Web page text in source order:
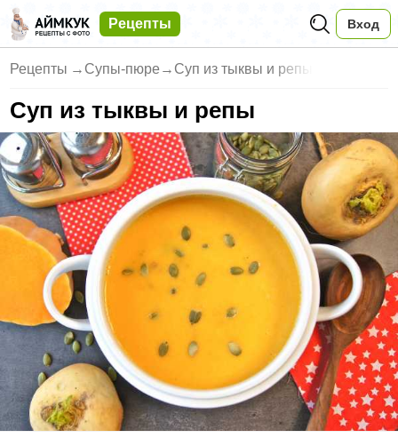
Рецепты Вход
Рецепты → Супы-пюре → Суп из тыквы и репы
Суп из тыквы и репы